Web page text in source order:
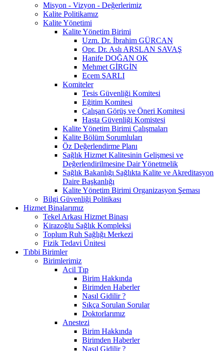
Misyon - Vizyon - Değerlerimiz
Kalite Politikamız
Kalite Yönetimi
Kalite Yönetim Birimi
Uzm. Dr. İbrahim GÜRCAN
Opr. Dr. Aslı ARSLAN SAVAŞ
Hanife DOĞAN OK
Mehmet GİRGİN
Ecem ŞARLI
Komiteler
Tesis Güvenliği Komitesi
Eğitim Komitesi
Çalışan Görüş ve Öneri Komitesi
Hasta Güvenliği Komistesi
Kalite Yönetim Birimi Çalışmaları
Kalite Bölüm Sorumluları
Öz Değerlendirme Planı
Sağlık Hizmet Kalitesinin Gelişmesi ve
Değerlendirilmesine Dair Yönetmelik
Sağlık Bakanlığı Sağlıkta Kalite ve Akreditasyon
Daire Başkanlığı
Kalite Yönetim Birimi Organizasyon Şeması
Bilgi Güvenliği Politikası
Hizmet Binalarımız
Tekel Arkası Hizmet Binası
Kirazoğlu Sağlık Kompleksi
Toplum Ruh Sağlığı Merkezi
Fizik Tedavi Ünitesi
Tıbbi Birimler
Birimlerimiz
Acil Tıp
Birim Hakkında
Birimden Haberler
Nasıl Gidilir ?
Sıkça Sorulan Sorular
Doktorlarımız
Anestezi
Birim Hakkında
Birimden Haberler
Nasıl Gidilir ?